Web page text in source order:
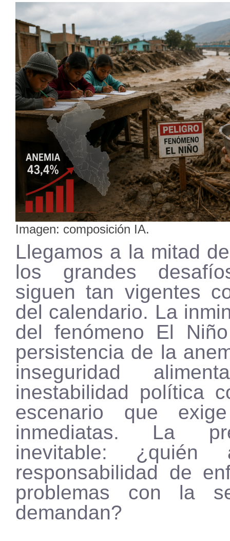
Imagen: composición IA.
Llegamos a la mitad
los grandes
siguen tan vigentes
del calendario. La
del fenómeno El
persistencia de la
inseguridad
inestabilidad política
escenario que
inmediatas. La
inevitable: ¿quién
responsabilidad de
problemas con la
demandan?